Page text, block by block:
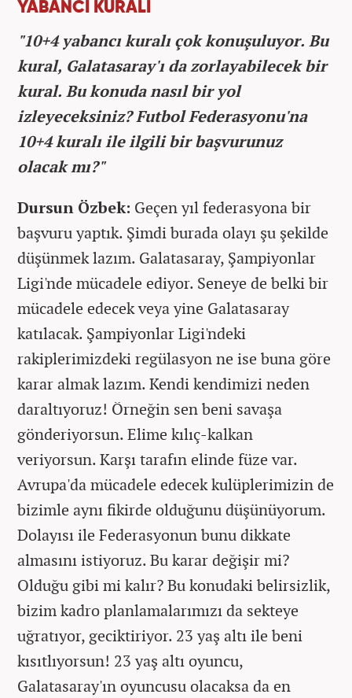
YABANCI KURALI
"10+4 yabancı kuralı çok konuşuluyor. Bu
kural, Galatasaray'ı da zorlayabilecek bir
kural. Bu konuda nasıl bir yol
izleyeceksiniz? Futbol Federasyonu'na
10+4 kuralı ile ilgili bir başvurunuz
olacak mı?"
Dursun Özbek: Geçen yıl federasyona bir
başvuru yaptık. Şimdi burada olayı şu şekilde
düşünmek lazım. Galatasaray, Şampiyonlar
Ligi'nde mücadele ediyor. Seneye de belki bir
mücadele edecek veya yine Galatasaray
katılacak. Şampiyonlar Ligi'ndeki
rakiplerimizdeki regülasyon ne ise buna göre
karar almak lazım. Kendi kendimizi neden
daraltıyoruz! Örneğin sen beni savaşa
gönderiyorsun. Elime kılıç-kalkan
veriyorsun. Karşı tarafın elinde füze var.
Avrupa'da mücadele edecek kulüplerimizin de
bizimle aynı fikirde olduğunu düşünüyorum.
Dolayısı ile Federasyonun bunu dikkate
almasını istiyoruz. Bu karar değişir mi?
Olduğu gibi mi kalır? Bu konudaki belirsizlik,
bizim kadro planlamalarımızı da sekteye
uğratıyor, geciktiriyor. 23 yaş altı ile beni
kısıtlıyorsun! 23 yaş altı oyuncu,
Galatasaray'ın oyuncusu olacaksa da en